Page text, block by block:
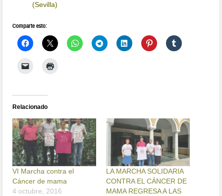
(Sevilla)
Comparte esto:
Relacionado
VI Marcha contra el
Cáncer de mama
4 octubre, 2016
LA MARCHA SOLIDARIA
CONTRA EL CÁNCER DE
MAMA REGRESA A LAS